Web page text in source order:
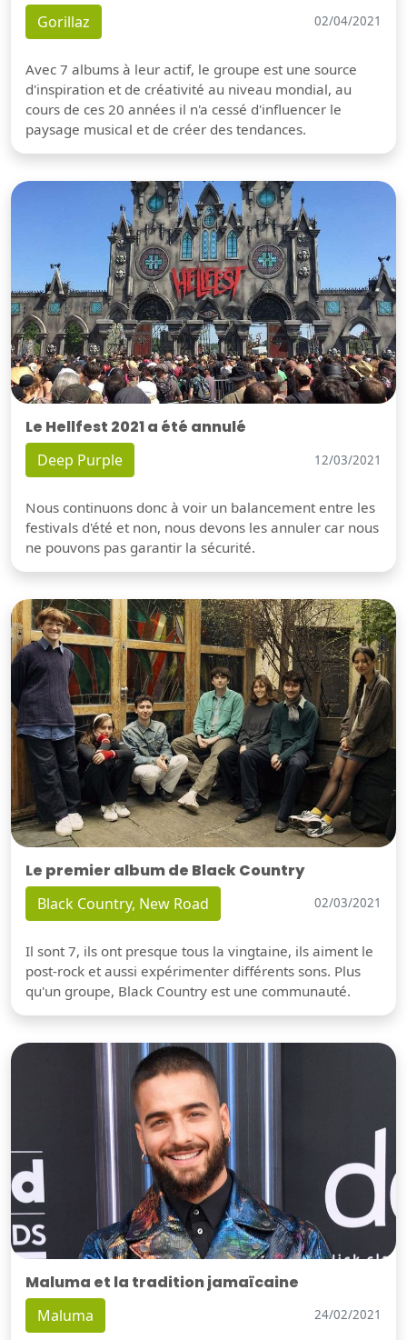
Gorillaz 02/04/2021
Avec 7 albums à leur actif, le groupe est une source
d'inspiration et de créativité au niveau mondial, au
cours de ces 20 années il n'a cessé d'influencer le
paysage musical et de créer des tendances.
Le Hellfest 2021 a été annulé
Deep Purple 12/03/2021
Nous continuons donc à voir un balancement entre les
festivals d'été et non, nous devons les annuler car nous
ne pouvons pas garantir la sécurité.
Le premier album de Black Country
Black Country, New Road 02/03/2021
Il sont 7, ils ont presque tous la vingtaine, ils aiment le
post-rock et aussi expérimenter différents sons. Plus
qu'un groupe, Black Country est une communauté.
Maluma et la tradition jamaïcaine
Maluma 24/02/2021